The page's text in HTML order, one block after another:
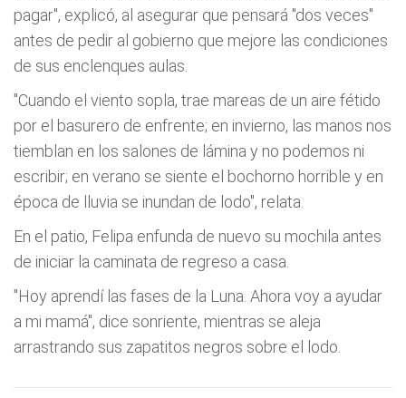
pagar", explicó, al asegurar que pensará "dos veces"
antes de pedir al gobierno que mejore las condiciones
de sus enclenques aulas.
"Cuando el viento sopla, trae mareas de un aire fétido
por el basurero de enfrente; en invierno, las manos nos
tiemblan en los salones de lámina y no podemos ni
escribir; en verano se siente el bochorno horrible y en
época de lluvia se inundan de lodo", relata.
En el patio, Felipa enfunda de nuevo su mochila antes
de iniciar la caminata de regreso a casa.
"Hoy aprendí las fases de la Luna. Ahora voy a ayudar
a mi mamá", dice sonriente, mientras se aleja
arrastrando sus zapatitos negros sobre el lodo.